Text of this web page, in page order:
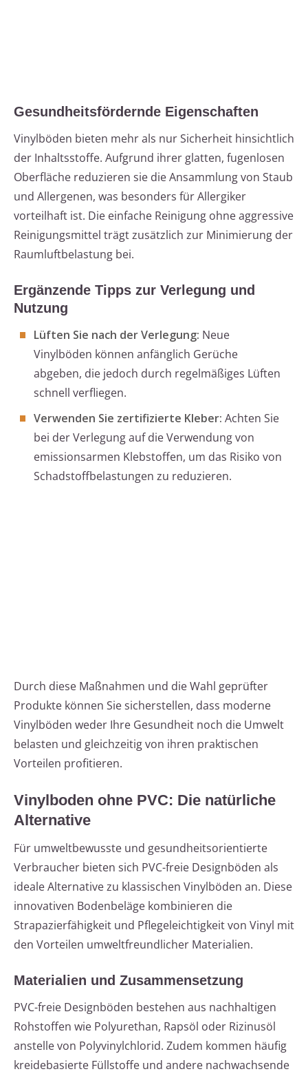
Gesundheitsfördernde Eigenschaften
Vinylböden bieten mehr als nur Sicherheit hinsichtlich
der Inhaltsstoffe. Aufgrund ihrer glatten, fugenlosen
Oberfläche reduzieren sie die Ansammlung von Staub
und Allergenen, was besonders für Allergiker
vorteilhaft ist. Die einfache Reinigung ohne aggressive
Reinigungsmittel trägt zusätzlich zur Minimierung der
Raumluftbelastung bei.
Ergänzende Tipps zur Verlegung und
Nutzung
Lüften Sie nach der Verlegung: Neue
Vinylböden können anfänglich Gerüche
abgeben, die jedoch durch regelmäßiges Lüften
schnell verfliegen.
Verwenden Sie zertifizierte Kleber: Achten Sie
bei der Verlegung auf die Verwendung von
emissionsarmen Klebstoffen, um das Risiko von
Schadstoffbelastungen zu reduzieren.
Durch diese Maßnahmen und die Wahl geprüfter
Produkte können Sie sicherstellen, dass moderne
Vinylböden weder Ihre Gesundheit noch die Umwelt
belasten und gleichzeitig von ihren praktischen
Vorteilen profitieren.
Vinylboden ohne PVC: Die natürliche
Alternative
Für umweltbewusste und gesundheitsorientierte
Verbraucher bieten sich PVC-freie Designböden als
ideale Alternative zu klassischen Vinylböden an. Diese
innovativen Bodenbeläge kombinieren die
Strapazierfähigkeit und Pflegeleichtigkeit von Vinyl mit
den Vorteilen umweltfreundlicher Materialien.
Materialien und Zusammensetzung
PVC-freie Designböden bestehen aus nachhaltigen
Rohstoffen wie Polyurethan, Rapsöl oder Rizinusöl
anstelle von Polyvinylchlorid. Zudem kommen häufig
kreidebasierte Füllstoffe und andere nachwachsende